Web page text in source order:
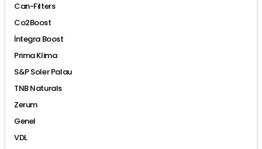
Can-Filters
Co2Boost
İntegra Boost
Prima Klima
S&P Soler Palau
TNB Naturals
Zerum
Genel
VDL